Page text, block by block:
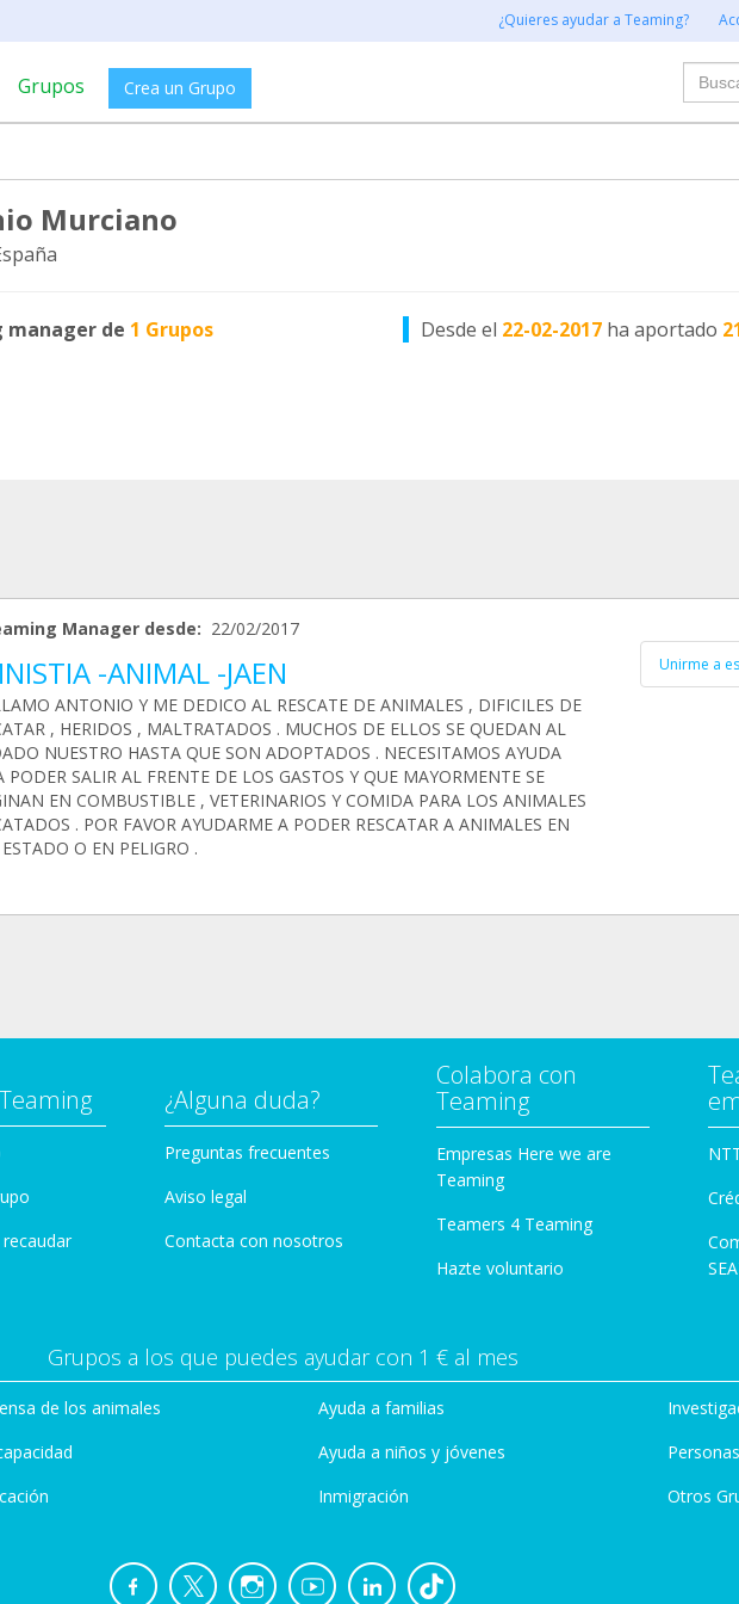
¿Quieres ayudar a Teaming?
Grupos Crea un Grupo
Murciano
manager de 1 Grupos Desde el 22-02-2017 ha aportado
Manager desde: 22/02/2017
-ANIMAL -JAEN
ANTONIO Y ME DEDICO AL RESCATE DE ANIMALES , DIFICILES DE
, HERIDOS , MALTRATADOS . MUCHOS DE ELLOS SE QUEDAN AL
NUESTRO HASTA QUE SON ADOPTADOS . NECESITAMOS AYUDA
PODER SALIR AL FRENTE DE LOS GASTOS Y QUE MAYORMENTE SE
EN COMBUSTIBLE , VETERINARIOS Y COMIDA PARA LOS ANIMALES
. POR FAVOR AYUDARME A PODER RESCATAR A ANIMALES EN
O EN PELIGRO .
Unirme a
¿Alguna duda?
Preguntas frecuentes
Aviso legal
Contacta con nosotros
Colabora con
Teaming
Empresas Here we are
Teaming
Teamers 4 Teaming
Hazte voluntario
Grupos a los que puedes ayudar con 1 € al mes
de los animales
Ayuda a familias
Ayuda a niños y jóvenes
Inmigración
Otros